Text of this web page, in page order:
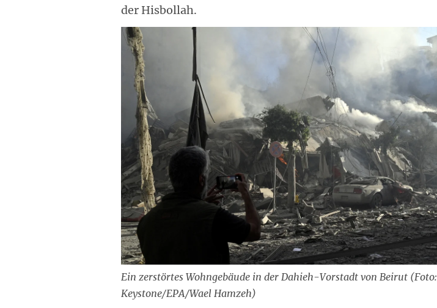
der Hisbollah.
Ein zerstörtes Wohngebäude in der Dahieh-Vorstadt von Beirut (Foto:
Keystone/EPA/Wael Hamzeh)